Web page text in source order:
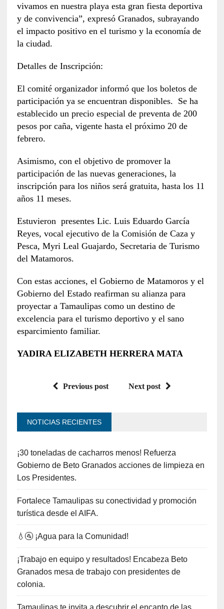
vivamos en nuestra playa esta gran fiesta deportiva
y de convivencia”, expresó Granados, subrayando
el impacto positivo en el turismo y la economía de
la ciudad.
Detalles de Inscripción:
El comité organizador informó que los boletos de
participación ya se encuentran disponibles. Se ha
establecido un precio especial de preventa de 200
pesos por caña, vigente hasta el próximo 20 de
febrero.
Asimismo, con el objetivo de promover la
participación de las nuevas generaciones, la
inscripción para los niños será gratuita, hasta los 11
años 11 meses.
Estuvieron presentes Lic. Luis Eduardo García
Reyes, vocal ejecutivo de la Comisión de Caza y
Pesca, Myri Leal Guajardo, Secretaria de Turismo
del Matamoros.
Con estas acciones, el Gobierno de Matamoros y el
Gobierno del Estado reafirman su alianza para
proyectar a Tamaulipas como un destino de
excelencia para el turismo deportivo y el sano
esparcimiento familiar.
YADIRA ELIZABETH HERRERA MATA
Previous post Next post
NOTICIAS RECIENTES
¡30 toneladas de cacharros menos! Refuerza
Gobierno de Beto Granados acciones de limpieza en
Los Presidentes.
Fortalece Tamaulipas su conectividad y promoción
turística desde el AIFA.
💧🚰 ¡Agua para la Comunidad!
¡Trabajo en equipo y resultados! Encabeza Beto
Granados mesa de trabajo con presidentes de
colonia.
Tamaulipas te invita a descubrir el encanto de las